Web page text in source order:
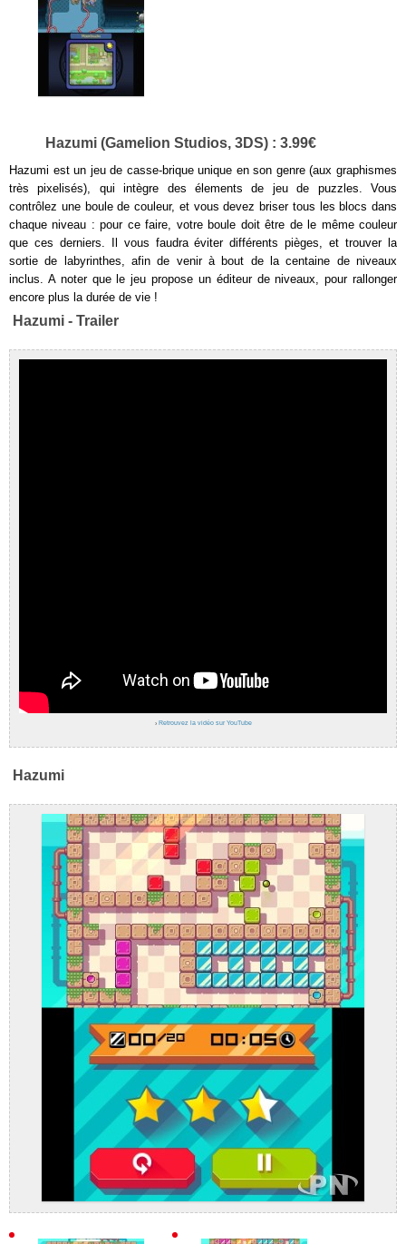
Hazumi (Gamelion Studios, 3DS) : 3.99€
Hazumi est un jeu de casse-brique unique en son genre (aux graphismes
très pixelisés), qui intègre des élements de jeu de puzzles. Vous
contrôlez une boule de couleur, et vous devez briser tous les blocs dans
chaque niveau : pour ce faire, votre boule doit être de le même couleur
que ces derniers. Il vous faudra éviter différents pièges, et trouver la
sortie de labyrinthes, afin de venir à bout de la centaine de niveaux
inclus. A noter que le jeu propose un éditeur de niveaux, pour rallonger
encore plus la durée de vie !
Hazumi - Trailer
› Retrouvez la vidéo sur YouTube
Hazumi